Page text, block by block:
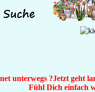
unterwegs ?Jetzt geht
Fühl Dich einfach